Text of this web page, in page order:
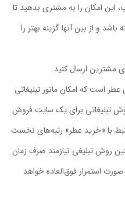
این امکان را به مشتری بدهید تا
و از بین آنها گزینه بهتر را
مشترین ارسال کنید.
است که امکان مانور تبلیغاتی
تبلیغاتی برای یک سایت فروش
با «خرید عطر» رتبه‌های نخست
روش تبلیغی نیازمند صرف زمان
استمرار فوق‌العاده خواهد